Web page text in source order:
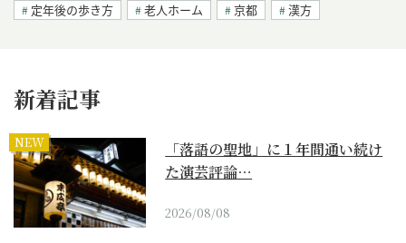
定年後の歩き方
老人ホーム 京都 漢方
新着記事
NEW
「落語の聖地」に１年間通い続け
た演芸評論…
2026/08/08